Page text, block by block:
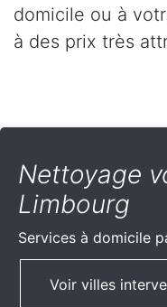
domicile ou à
à des prix très
Nettoyage
Limbourg
Services à domicile
Voir villes